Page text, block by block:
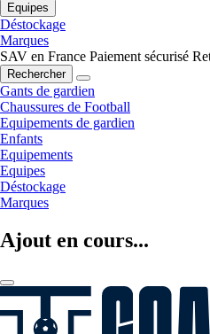
Equipes
Déstockage
Marques
SAV en France Paiement sécurisé
Rechercher
Gants de gardien
Chaussures de Football
Equipements de gardien
Enfants
Equipements
Equipes
Déstockage
Marques
Ajout en cours...